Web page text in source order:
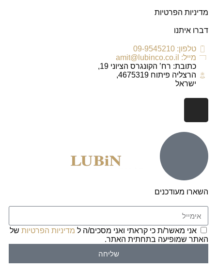
מדיניות הפרטיות
דברו איתנו
טלפון: 09-9545210
מייל: amit@lubinco.co.il
כתובת: רח’ הקונגרס הציוני 19,
הרצליה פיתוח 4675319,
ישראל
השארו מעודכנים
אני מאשר/ת כי קראתי ואני מסכים/ה ל מדיניות הפרטיות של
האתר שמופיעה בתחתית האתר.
שליחה